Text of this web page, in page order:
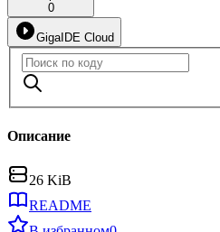
0
GigaIDE Cloud
Описание
26 KiB
README